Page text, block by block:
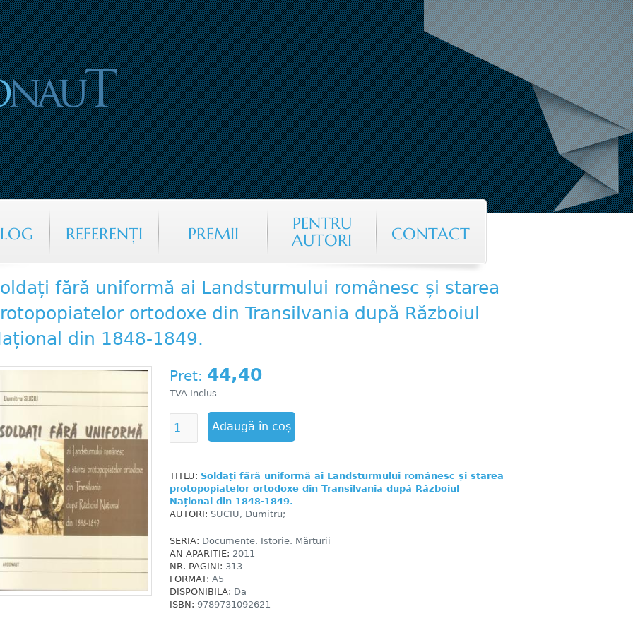
Jump to navigation
REFERENŢI PREMII
PENTRU
AUTORI
CONTACT
fără uniformă ai Landsturmului românesc și starea
ortodoxe din Transilvania după Războiul
din 1848-1849.
Pret: 44,40
TVA Inclus
TITLU: Soldați fără uniformă ai Landsturmului românesc și starea
protopopiatelor ortodoxe din Transilvania după Războiul
Național din 1848-1849.
AUTORI: SUCIU, Dumitru;
SERIA: Documente. Istorie. Mărturii
AN APARITIE: 2011
NR. PAGINI: 313
FORMAT: A5
DISPONIBILA: Da
ISBN: 9789731092621